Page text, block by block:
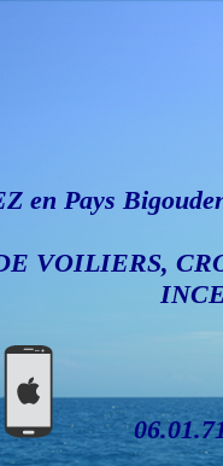
en Pays
VOILIERS,